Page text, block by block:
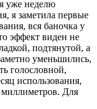
уже неделю
я заметила первые
вся баночка у
эффект виден не
подтянутой, а
уменьшились,
голословной,
использования,
Для